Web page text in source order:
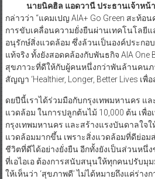
นายนิคฮิล แอดวานี ประธานเจ้าหน้า
กล่าวว่า “แคมเปญ AIA+ Go Green สะท้อ
การขับเคลื่อนความยั่งยืนผ่านเทคโนโลยี
อนุรักษ์สิ่งแวดล้อม ซึ่งล้วนเป็นองค์ประก
แท้จริง ทั้งยังสอดคล้องกับพันธกิจ AIA
สุขภาวะที่ดีให้กับผู้คนหนึ่งกว่าพันล้านคนภ
สัญญา ‘Healthier, Longer, Better Lives เ
ดยปีนี้เราได้ร่วมมือกับกรุงเทพมหานคร แ
แวดล้อม ในการปลูกต้นไม้ 10,000 ต้น เพื่
กรุงเทพมหานคร และสร้างแรงบันดาลใจ
แวดล้อมมากขึ้น เพราะสิ่งแวดล้อมที่ดีย่อม
ชีวิตที่ดีได้อย่างยั่งยืน อีกทั้งยังเป็นส่วนหนึ่ง
ที่เอไอเอ ต้องการสนับสนุนให้ทุกคนปรับมุ
ให้เห็นว่า ‘สุขภาพดี’ ไม่ได้หมายถึงแค่ร่าง